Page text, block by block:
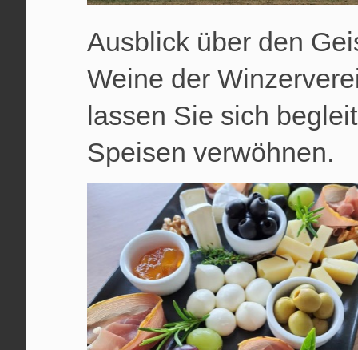
Ausblick über den
Weine der
lassen Sie sich
Speisen verwöhnen.